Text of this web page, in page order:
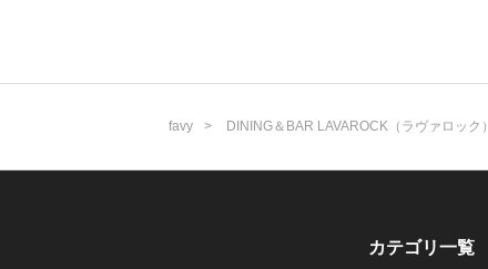
favy DINING＆BAR LAVAROCK（ラヴァロック）
カテゴリ一覧